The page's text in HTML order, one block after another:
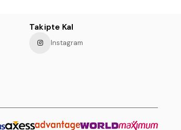
Takipte Kal
Instagram